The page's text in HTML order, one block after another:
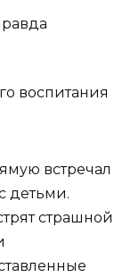
воспитания
встречал
детьми.
страшной